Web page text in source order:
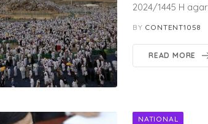
2024/1445 H
BY CONTENT1058
READ MORE
NATIONAL